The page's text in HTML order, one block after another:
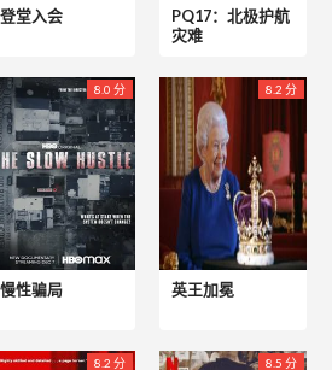
登堂入会
PQ17：北极护航
灾难
8.0 分
慢性骗局
8.2 分
英王加冕
8.2 分 8.5 分